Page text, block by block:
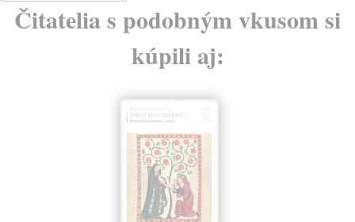
Čitatelia s podobným vkusom si
kúpili aj: